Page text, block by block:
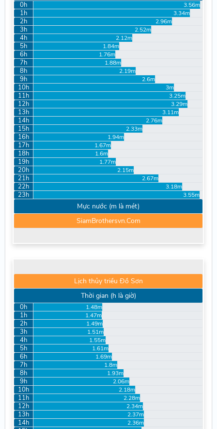
0h 3.56m
1h 3.34m
2h 2.96m
3h 2.52m
4h 2.12m
5h 1.84m
6h 1.76m
7h 1.88m
8h 2.19m
9h 2.6m
10h 3m
11h 3.25m
12h 3.29m
13h 3.11m
14h 2.76m
15h 2.33m
16h 1.94m
17h 1.67m
18h 1.6m
19h 1.77m
20h 2.15m
21h 2.67m
22h 3.18m
23h 3.55m
Mực nước (m là mét)
SiamBrothersvn.Com
Lịch thủy triều Đồ Sơn
Thời gian (h là giờ)
0h 1.48m
1h 1.47m
2h 1.49m
3h 1.51m
4h 1.55m
5h 1.61m
6h 1.69m
7h 1.8m
8h 1.93m
9h 2.06m
10h 2.18m
11h 2.28m
12h 2.34m
13h 2.37m
14h 2.36m